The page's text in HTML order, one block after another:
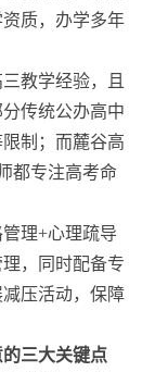
质，办学多年
教学经验，且
传统公办高中
制；而麓谷高
都专注高考命
理+心理疏导
，同时配备专
压活动，保障
三大关键点